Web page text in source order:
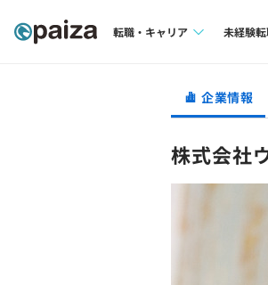
転職・キャリア
転職成功ガイド
未経験
求人検
転職
企業情報
株式会社